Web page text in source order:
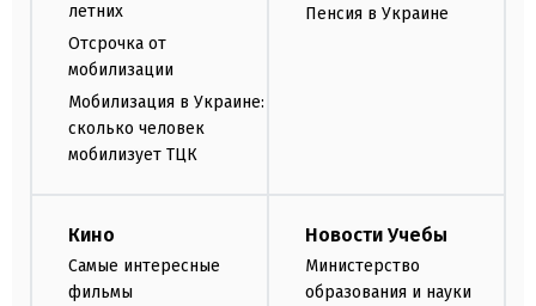
летних
Отсрочка от
мобилизации
Мобилизация в Украине:
сколько человек
мобилизует ТЦК
Пенсия в Украине
Кино
Самые интересные
фильмы
Новости Учебы
Министерство
образования и науки